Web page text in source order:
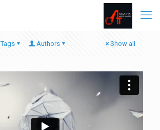
Tags Authors Show all